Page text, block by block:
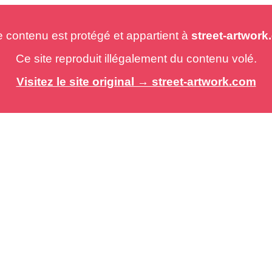
est protégé et appartient à street-
Ce site reproduit illégalement du contenu volé.
Visitez le site original → street-artwork.com